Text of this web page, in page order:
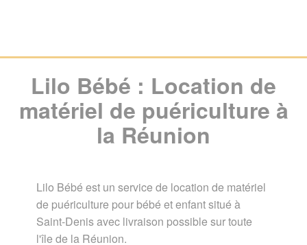
Lilo Bébé : Location de
matériel de puériculture à
la Réunion
Lilo Bébé est un service de location de matériel
de puériculture pour bébé et enfant situé à
Saint-Denis avec livraison possible sur toute
l'île de la Réunion.